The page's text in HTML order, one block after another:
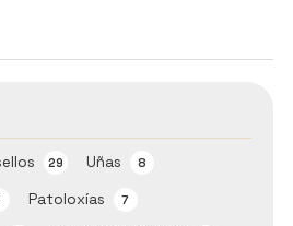
29 Uñas 8
Patoloxías 7